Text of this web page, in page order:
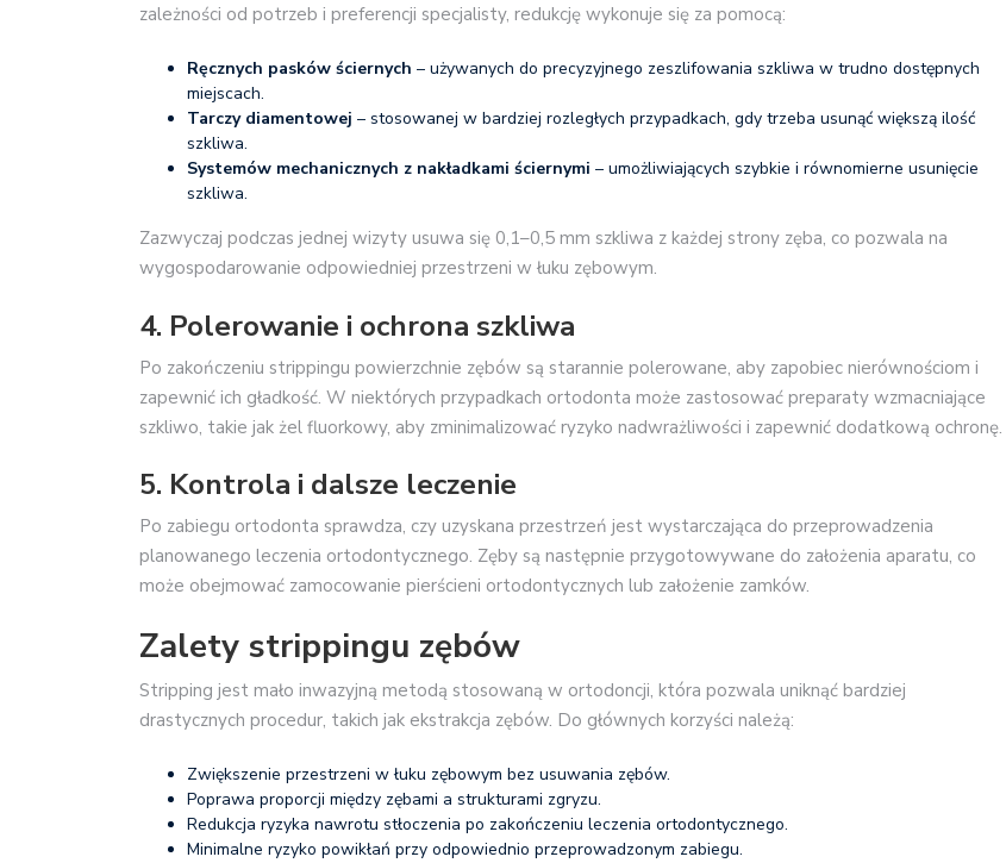
zależności od potrzeb i preferencji specjalisty, redukcję wykonuje się za pomocą:
Ręcznych pasków ściernych – używanych do precyzyjnego zeszlifowania szkliwa w trudno dostępnych
miejscach.
Tarczy diamentowej – stosowanej w bardziej rozległych przypadkach, gdy trzeba usunąć większą ilość
szkliwa.
Systemów mechanicznych z nakładkami ściernymi – umożliwiających szybkie i równomierne usunięcie
szkliwa.
Zazwyczaj podczas jednej wizyty usuwa się 0,1–0,5 mm szkliwa z każdej strony zęba, co pozwala na
wygospodarowanie odpowiedniej przestrzeni w łuku zębowym.
4. Polerowanie i ochrona szkliwa
Po zakończeniu strippingu powierzchnie zębów są starannie polerowane, aby zapobiec nierównościom i
zapewnić ich gładkość. W niektórych przypadkach ortodonta może zastosować preparaty wzmacniające
szkliwo, takie jak żel fluorkowy, aby zminimalizować ryzyko nadwrażliwości i zapewnić dodatkową ochronę.
5. Kontrola i dalsze leczenie
Po zabiegu ortodonta sprawdza, czy uzyskana przestrzeń jest wystarczająca do przeprowadzenia
planowanego leczenia ortodontycznego. Zęby są następnie przygotowywane do założenia aparatu, co
może obejmować zamocowanie pierścieni ortodontycznych lub założenie zamków.
Zalety strippingu zębów
Stripping jest mało inwazyjną metodą stosowaną w ortodoncji, która pozwala uniknąć bardziej
drastycznych procedur, takich jak ekstrakcja zębów. Do głównych korzyści należą:
Zwiększenie przestrzeni w łuku zębowym bez usuwania zębów.
Poprawa proporcji między zębami a strukturami zgryzu.
Redukcja ryzyka nawrotu stłoczenia po zakończeniu leczenia ortodontycznego.
Minimalne ryzyko powikłań przy odpowiednio przeprowadzonym zabiegu.